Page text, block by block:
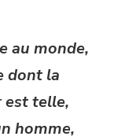
au monde,
dont la
est telle,
homme,